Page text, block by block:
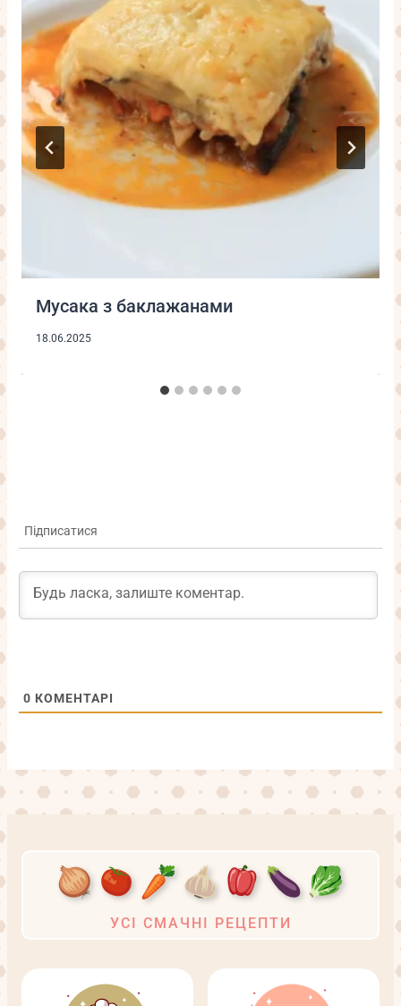
Мусака з баклажанами
18.06.2025
Підписатися
0 КОМЕНТАРІ
УСІ СМАЧНІ РЕЦЕПТИ